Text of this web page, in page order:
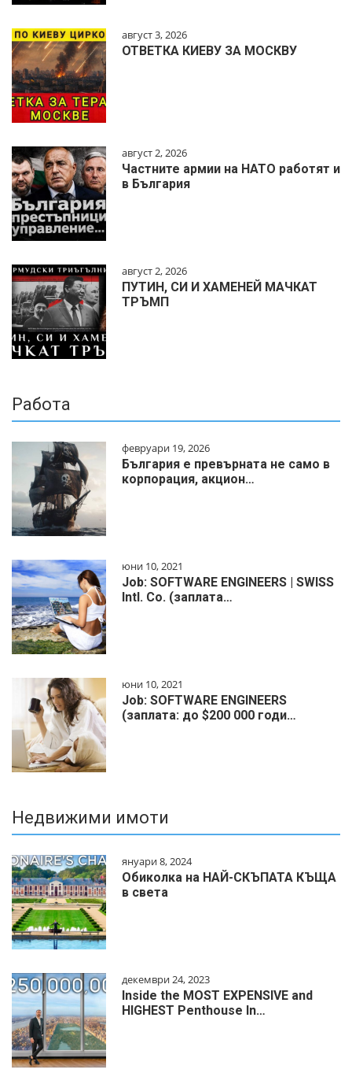
август 3, 2026
ОТВЕТКА КИЕВУ ЗА МОСКВУ
август 2, 2026
Частните армии на НАТО работят и
в България
август 2, 2026
ПУТИН, СИ И ХАМЕНЕЙ МАЧКАТ
ТРЪМП
Работа
февруари 19, 2026
България е превърната не само в
корпорация, акцион…
юни 10, 2021
Job: SOFTWARE ENGINEERS | SWISS
Intl. Co. (заплата…
юни 10, 2021
Job: SOFTWARE ENGINEERS
(заплата: до $200 000 годи…
Недвижими имоти
януари 8, 2024
Обиколка на НАЙ-СКЪПАТА КЪЩА
в света
декември 24, 2023
Inside the MOST EXPENSIVE and
HIGHEST Penthouse In…